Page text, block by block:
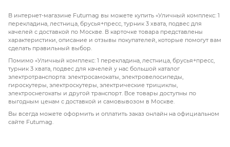
В интернет-магазине Futumag вы можете купить «Уличный комплекс: 1
перекладина, лестница, брусья+пресс, турник 3 хвата, подвес для
качелей с доставкой по Москве. В карточке товара представлены
характеристики, описание и отзывы покупателей, которые помогут вам
сделать правильный выбор.
Помимо «Уличный комплекс: 1 перекладина, лестница, брусья+пресс,
турник 3 хвата, подвес для качелей у нас большой каталог
электротранспорта: электросамокаты, электровелосипеды,
гироскутеры, электроскутеры, электрические трициклы,
электроснегокаты и другой транспорт. Все товары доступны по
выгодным ценам с доставкой и самовывозом в Москве.
Вы всегда можете оформить и оплатить заказ онлайн на официальном
сайте Futumag.